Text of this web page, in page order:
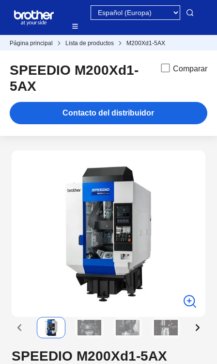
Página principal Lista de productos M200Xd1-5AX
SPEEDIO M200Xd1-
5AX
Comparar
Contacto del distribuidor
SPEEDIO M200Xd1-5AX